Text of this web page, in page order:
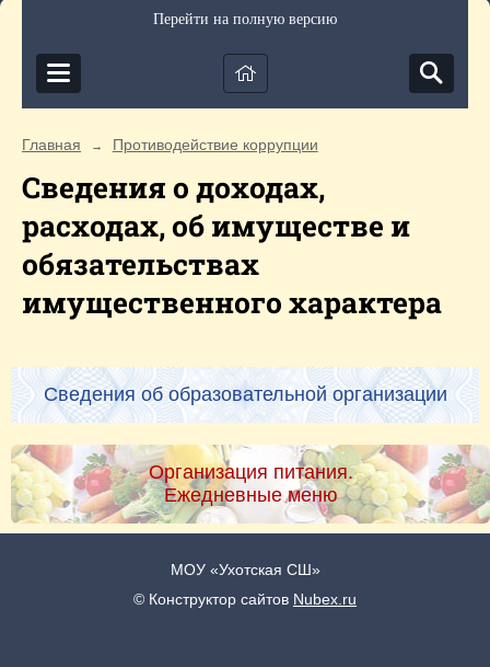
Перейти на полную версию
Главная → Противодействие коррупции
Сведения о доходах,
расходах, об имуществе и
обязательствах
имущественного характера
Сведения об образовательной организации
Организация питания.
Ежедневные меню
МОУ «Ухотская СШ»
© Конструктор сайтов Nubex.ru